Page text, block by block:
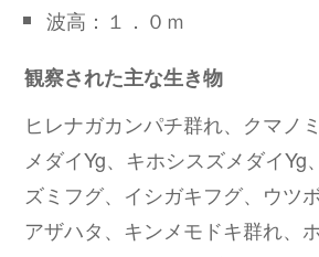
波高：１．０ｍ
観察された主な生き物
ヒレナガカンパチ群れ、クマノ
メダイYg、キホシスズメダイYg
ズミフグ、イシガキフグ、ウツ
アザハタ、キンメモドキ群れ、